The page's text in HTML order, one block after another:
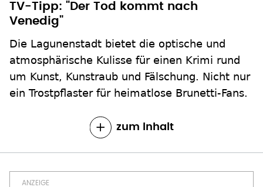
TV-Tipp: "Der Tod kommt nach
Venedig"
Die Lagunenstadt bietet die optische und
atmosphärische Kulisse für einen Krimi rund
um Kunst, Kunstraub und Fälschung. Nicht nur
ein Trostpflaster für heimatlose Brunetti-Fans.
zum Inhalt